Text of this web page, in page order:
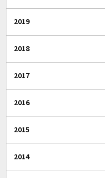
2019
2018
2017
2016
2015
2014